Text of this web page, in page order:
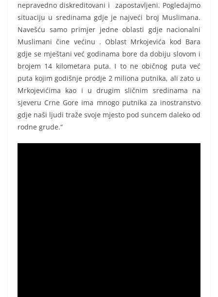
nepravedno diskreditovani i zapostavljeni. Pogledajmo
situaciju u sredinama gdje je najveći broj Muslimana.
Navešću samo primjer jedne oblasti gdje nacionalni
Muslimani čine većinu . Oblast Mrkojevića kod Bara
gdje se mještani već godinama bore da dobiju slovom i
brojem 14 kilometara puta. I to ne običnog puta već
puta kojim godišnje prodje 2 miliona putnika, ali zato u
Mrkojevićima kao i u drugim sličnim sredinama na
sjeveru Crne Gore ima mnogo putnika za inostranstvo
gdje naši ljudi traže svoje mjesto pod suncem daleko od
rodne grude.“